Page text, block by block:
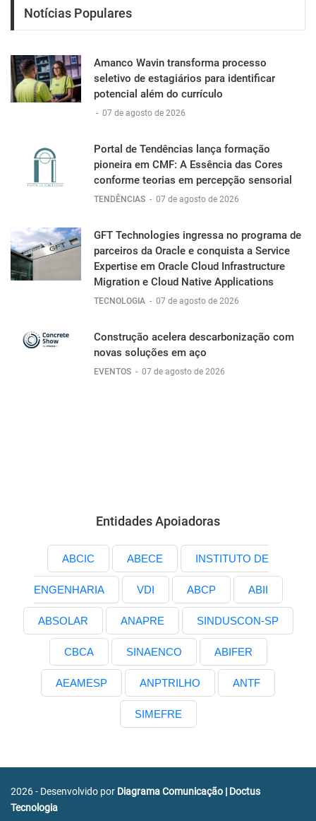
Notícias Populares
Amanco Wavin transforma processo
seletivo de estagiários para identificar
potencial além do currículo
- 07 de agosto de 2026
Portal de Tendências lança formação
pioneira em CMF: A Essência das Cores
conforme teorias em percepção sensorial
TENDÊNCIAS - 07 de agosto de 2026
GFT Technologies ingressa no programa de
parceiros da Oracle e conquista a Service
Expertise em Oracle Cloud Infrastructure
Migration e Cloud Native Applications
TECNOLOGIA - 07 de agosto de 2026
Construção acelera descarbonização com
novas soluções em aço
EVENTOS - 07 de agosto de 2026
Entidades Apoiadoras
ABCIC ABECE INSTITUTO DE
ENGENHARIA VDI ABCP ABII
ABSOLAR ANAPRE SINDUSCON-SP
CBCA SINAENCO ABIFER
AEAMESP ANPTRILHO ANTF
SIMEFRE
2026 - Desenvolvido por Diagrama Comunicação | Doctus
Tecnologia